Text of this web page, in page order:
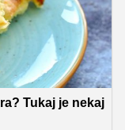
Tukaj je nekaj